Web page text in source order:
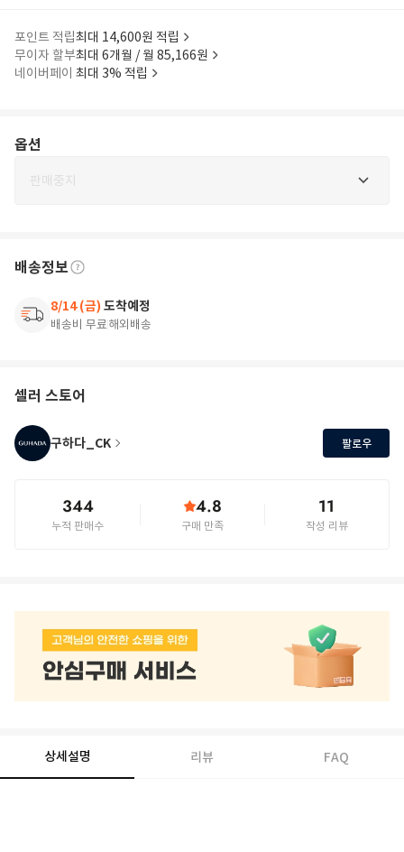
포인트 적립최대 14,600원 적립
무이자 할부최대 6개월 / 월 85,166원
네이버페이 최대 3% 적립
옵션
판매중지
배송정보
8/14 (금) 도착예정
배송비 무료해외배송
셀러 스토어
구하다_CK 팔로우
344
누적 판매수
4.8
구매 만족
11
작성 리뷰
상세설명 리뷰 FAQ